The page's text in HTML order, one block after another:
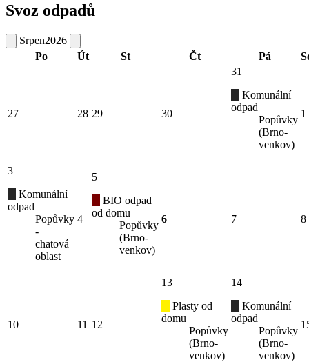
Svoz odpadů
Srpen2026
Po
Út St Čt Pá
27 28 29 30
31
Komunální
odpad
Popůvky
(Brno-
venkov)
1
3
Komunální
odpad
Popůvky
-
chatová
oblast
4
5
BIO odpad
od domu
Popůvky
(Brno-
venkov)
6 7 8
10 11 12
13
Plasty od
domu
Popůvky
(Brno-
venkov)
14
Komunální
odpad
Popůvky
(Brno-
venkov)